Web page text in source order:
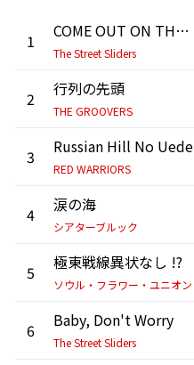
1 COME OUT ON THE RUN
The Street Sliders
2 行列の先頭
THE GROOVERS
3 Russian Hill No Uede
RED WARRIORS
4 涙の海
シアターブルック
5 極東戦線異状なし !?
ソウル・フラワー・ユニオン
6 Baby, Don't Worry
The Street Sliders